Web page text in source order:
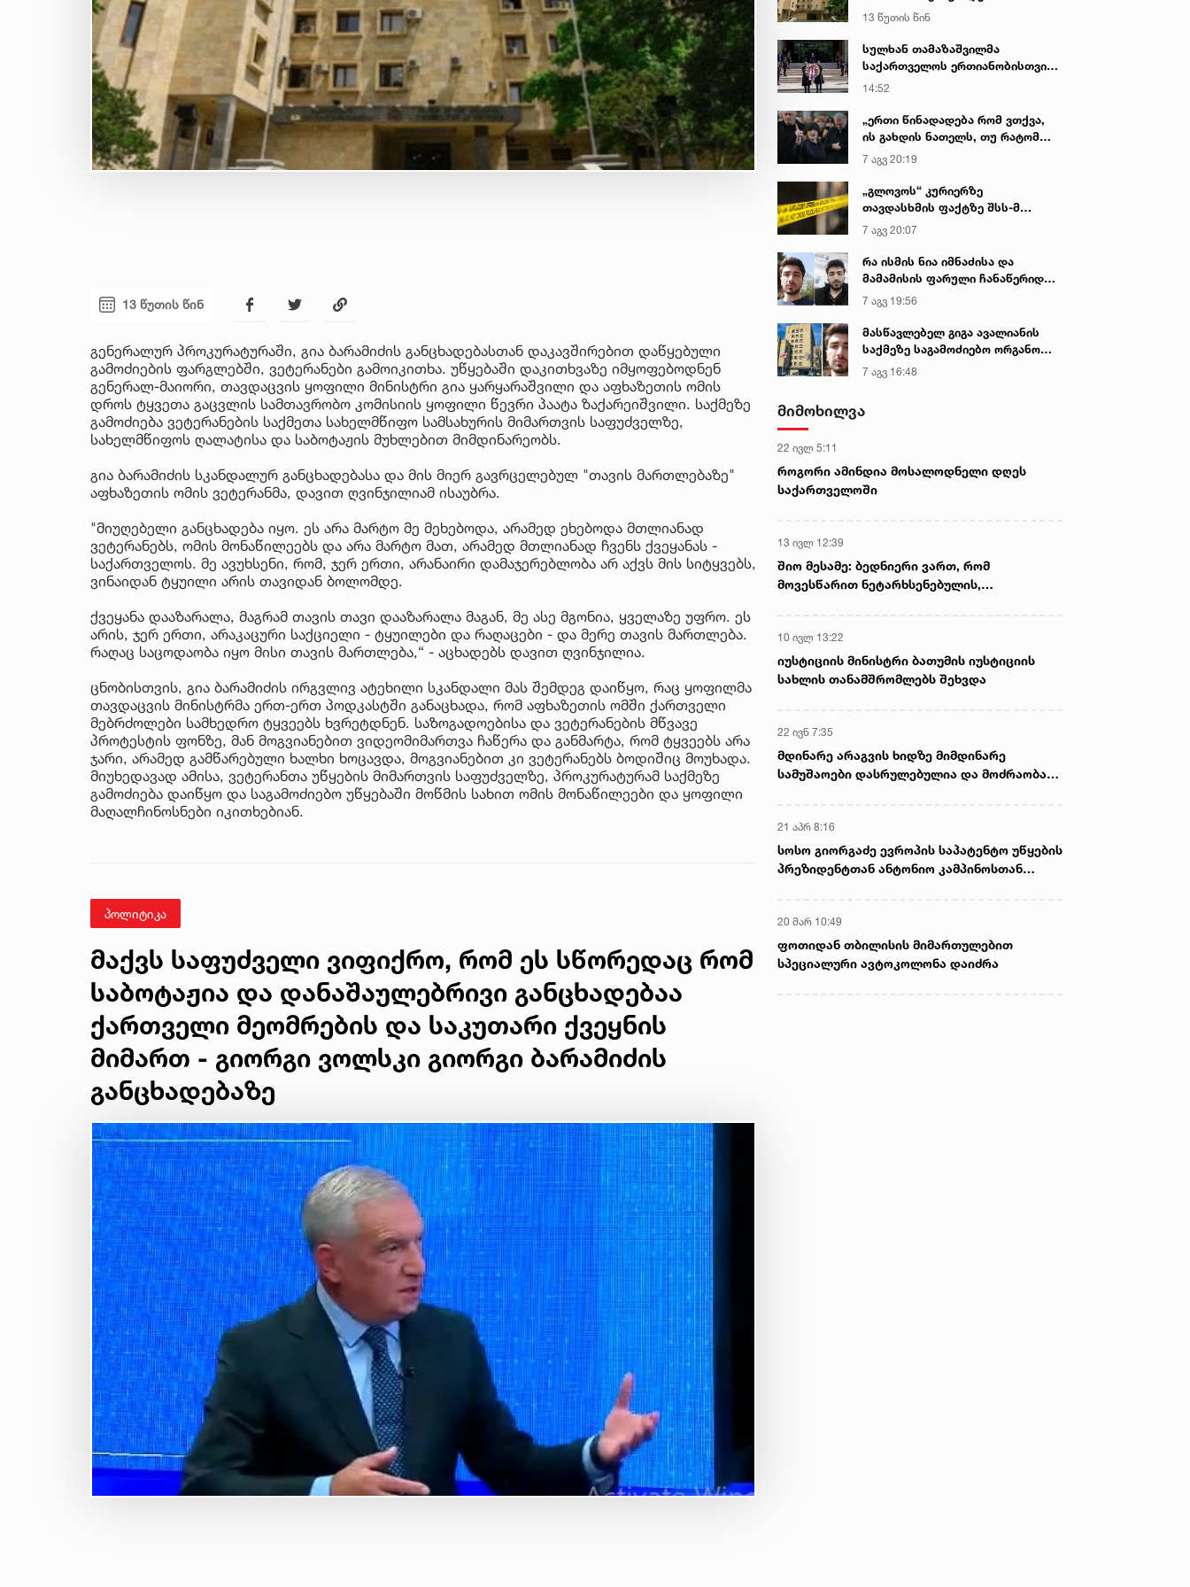
13 წუთის წინ
გენერალურ პროკურატურაში, გია ბარამიძის განცხადებასთან დაკავშირებით დაწყებული
გამოძიების ფარგლებში, ვეტერანები გამოიკითხა. უწყებაში დაკითხვაზე იმყოფებოდნენ
გენერალ-მაიორი, თავდაცვის ყოფილი მინისტრი გია ყარყარაშვილი და აფხაზეთის ომის
დროს ტყვეთა გაცვლის სამთავრობო კომისიის ყოფილი წევრი პაატა ზაქარეიშვილი. საქმეზე
გამოძიება ვეტერანების საქმეთა სახელმწიფო სამსახურის მიმართვის საფუძველზე,
სახელმწიფოს ღალატისა და საბოტაჟის მუხლებით მიმდინარეობს.
გია ბარამიძის სკანდალურ განცხადებასა და მის მიერ გავრცელებულ "თავის მართლებაზე"
აფხაზეთის ომის ვეტერანმა, დავით ღვინჯილიამ ისაუბრა.
"მიუღებელი განცხადება იყო. ეს არა მარტო მე მეხებოდა, არამედ ეხებოდა მთლიანად
ვეტერანებს, ომის მონაწილეებს და არა მარტო მათ, არამედ მთლიანად ჩვენს ქვეყანას -
საქართველოს. მე ავუხსენი, რომ, ჯერ ერთი, არანაირი დამაჯერებლობა არ აქვს მის სიტყვებს,
ვინაიდან ტყუილი არის თავიდან ბოლომდე.
ქვეყანა დააზარალა, მაგრამ თავის თავი დააზარალა მაგან, მე ასე მგონია, ყველაზე უფრო. ეს
არის, ჯერ ერთი, არაკაცური საქციელი - ტყუილები და რაღაცები - და მერე თავის მართლება.
რაღაც საცოდაობა იყო მისი თავის მართლება,“ - აცხადებს დავით ღვინჯილია.
ცნობისთვის, გია ბარამიძის ირგვლივ ატეხილი სკანდალი მას შემდეგ დაიწყო, რაც ყოფილმა
თავდაცვის მინისტრმა ერთ-ერთ პოდკასტში განაცხადა, რომ აფხაზეთის ომში ქართველი
მებრძოლები სამხედრო ტყვეებს ხვრეტდნენ. საზოგადოებისა და ვეტერანების მწვავე
პროტესტის ფონზე, მან მოგვიანებით ვიდეომიმართვა ჩაწერა და განმარტა, რომ ტყვეებს არა
ჯარი, არამედ გამწარებული ხალხი ხოცავდა, მოგვიანებით კი ვეტერანებს ბოდიშიც მოუხადა.
მიუხედავად ამისა, ვეტერანთა უწყების მიმართვის საფუძველზე, პროკურატურამ საქმეზე
გამოძიება დაიწყო და საგამოძიებო უწყებაში მოწმის სახით ომის მონაწილეები და ყოფილი
მაღალჩინოსნები იკითხებიან.
პოლიტიკა
მაქვს საფუძველი ვიფიქრო, რომ ეს სწორედაც რომ
საბოტაჟია და დანაშაულებრივი განცხადებაა
ქართველი მეომრების და საკუთარი ქვეყნის
მიმართ - გიორგი ვოლსკი გიორგი ბარამიძის
განცხადებაზე
დაკავშირებით დაწყებული
გამოძიების ფარგლებში,
ვეტერანები გამოიკითხა - რა
არის ამ დროისთვის ცნობილი
13 წუთის წინ
სულხან თამაზაშვილმა
საქართველოს ერთიანობისთვის
დაღუპული პოლიციელების
14:52
„ერთი წინადადება რომ ვთქვა,
ის გახდის ნათელს, თუ რატომ
იყო ნია იმნაძე წამქეზებელი...“ -
გიგა ავალიანის დედა
7 აგვ 20:19
„გლოვოს“ კურიერზე
თავდასხმის ფაქტზე შსს-მ
გამოძიება დაიწყო
7 აგვ 20:07
რა ისმის ნია იმნაძისა და
მამამისის ფარული ჩანაწერიდან
- გიგა ავალიანის მკვლელობის
საქმე
7 აგვ 19:56
მასწავლებელ გიგა ავალიანის
საქმეზე საგამოძიებო ორგანო
დაკავებულ არასრულწლოვნებს -
ნია იმნაძესა და ანასტასია
განმავლობაში ფარულად
7 აგვ 16:48
მიმოხილვა
22 ივლ 5:11
როგორი ამინდია მოსალოდნელი დღეს
საქართველოში
13 ივლ 12:39
შიო მესამე: ბედნიერი ვართ, რომ
მოვესწარით ნეტარხსენებულის,
10 ივლ 13:22
იუსტიციის მინისტრი ბათუმის იუსტიციის
სახლის თანამშრომლებს შეხვდა
22 ივნ 7:35
მდინარე არაგვის ხიდზე მიმდინარე
სამუშაოები დასრულებულია და მოძრაობა
21 აპრ 8:16
სოსო გიორგაძე ევროპის საპატენტო უწყების
პრეზიდენტთან ანტონიო კამპინოსთან
20 მარ 10:49
ფოთიდან თბილისის მიმართულებით
სპეციალური ავტოკოლონა დაიძრა